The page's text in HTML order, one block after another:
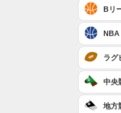
Bリ
NBA
ラグ
中央
地方